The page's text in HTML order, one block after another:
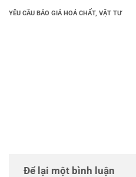
YÊU CẦU BÁO GIÁ HOÁ CHẤT, VẬT TƯ
Để lại một bình luận